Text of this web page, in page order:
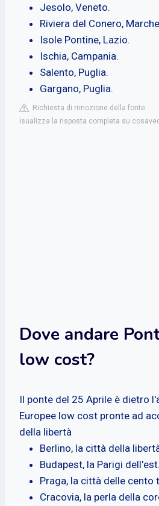
Jesolo, Veneto.
Riviera del Conero,
Isole Pontine, Lazio.
Ischia, Campania.
Salento, Puglia.
Gargano, Puglia.
Richiesta di rimozione della fonte
isualizza la risposta completa su
Dove andare
low cost?
Il ponte del 25 Aprile è dietro
Europee low cost pronte ad
della libertà
Berlino, la città della
Budapest, la Parigi dell'est.
Praga, la città delle cento
Cracovia, la perla della